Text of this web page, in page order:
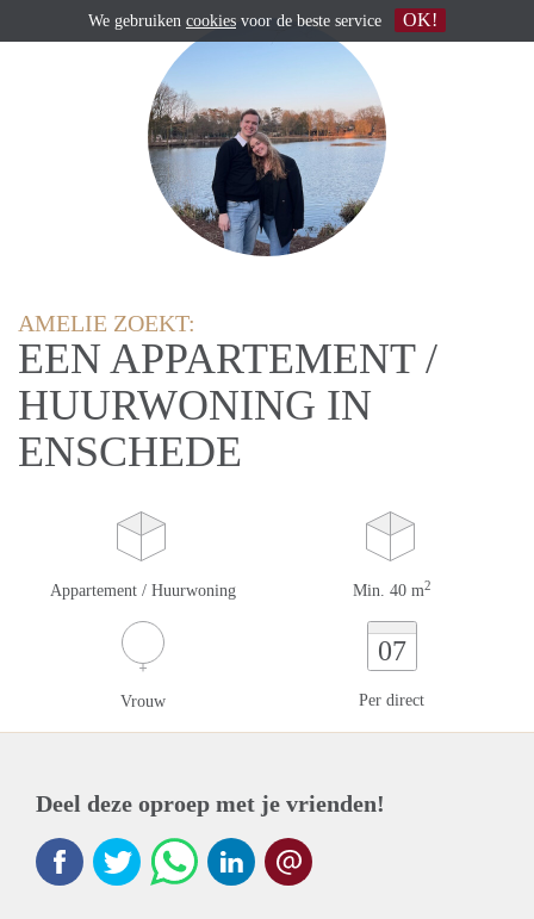
AMELIE ZOEKT:
EEN APPARTEMENT /
HUURWONING IN
ENSCHEDE
Appartement / Huurwoning Min. 40 m2
Vrouw
07
Per direct
Deel deze oproep met je vrienden!
We gebruiken cookies voor de beste service OK!